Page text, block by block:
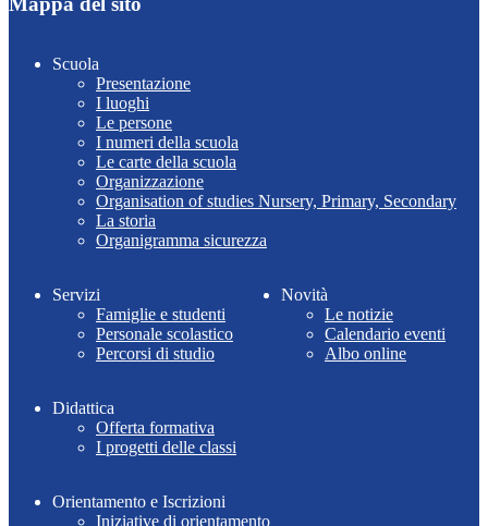
Scuola
Presentazione
I luoghi
Le persone
I numeri della scuola
Le carte della scuola
Organizzazione
Organisation of studies Nursery, Primary, Secondary
La storia
Organigramma sicurezza
Servizi
Famiglie e studenti
Personale scolastico
Percorsi di studio
Novità
Le notizie
Calendario eventi
Albo online
Didattica
Offerta formativa
I progetti delle classi
Orientamento e Iscrizioni
Iniziative di orientamento